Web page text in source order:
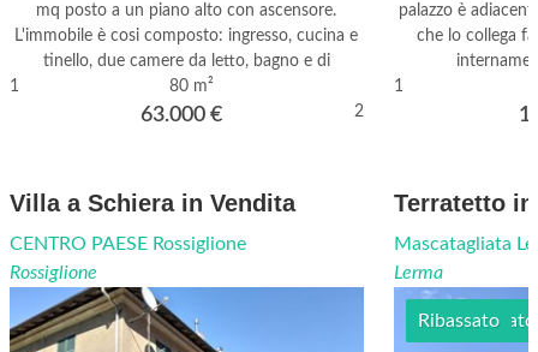
mq posto a un piano alto con ascensore.
L'immobile è cosi composto: ingresso, cucina e
tinello, due camere da letto, bagno e di
1
80 m²
2
63.000 €
palazzo è
che lo collega
1
Villa a Schiera in Vendita
CENTRO PAESE Rossiglione
Rossiglione
Terratetto
Mascatagliata
Lerma
Semi arredato
Ribassato